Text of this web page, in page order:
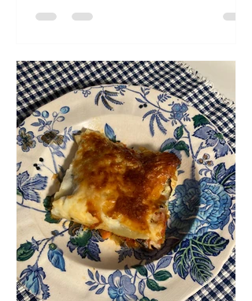
L’inspiration m’est venue d’une recette
pouvez remplacer par des bouquets
de brocolis, des haricots verts un peu
croquants ou même de belles
asperges vertes coupées en tronçons.
Rien à